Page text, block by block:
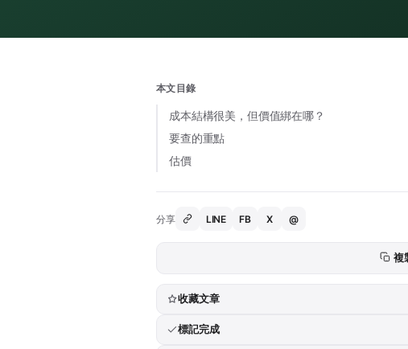
本文目錄
成本結構很美，但價值綁在哪？
要查的重點
估價
分享 LINE FB X @
複
收藏文章
標記完成